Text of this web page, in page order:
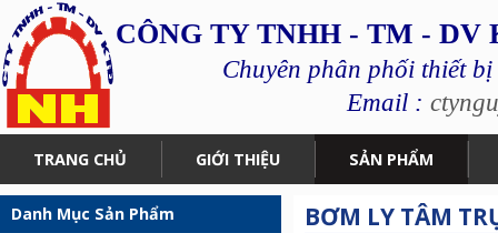
CÔNG TY TNHH - TM -
Chuyên phân phối thiết
Email :
TRANG CHỦ GIỚI THIỆU SẢN PHẨM
Danh Mục Sản Phẩm BƠM LY TÂM